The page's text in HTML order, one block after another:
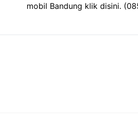
mobil Bandung klik disini.